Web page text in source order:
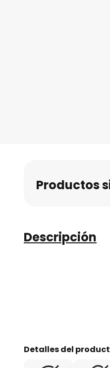
Productos
Descripción
Detalles del